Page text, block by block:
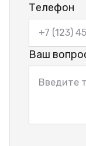
Телефон
Ваш